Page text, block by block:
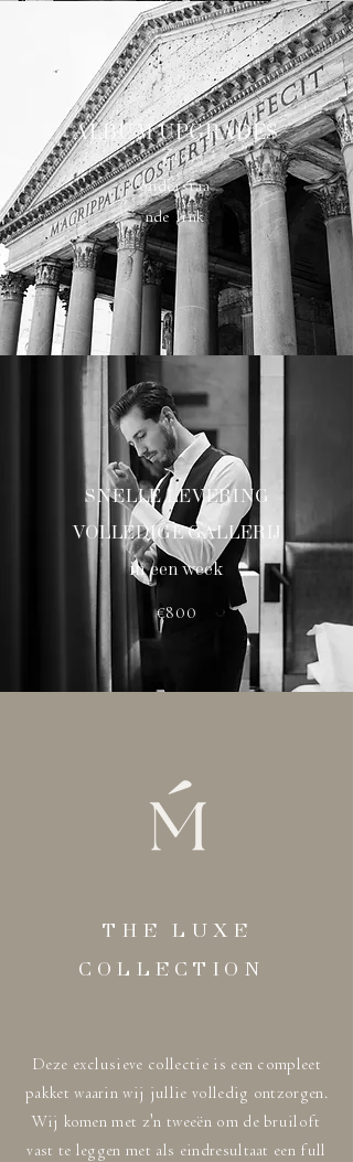
ALBUM UPGRADES
Zie
onderstaa
nde link
SNELLE LEVERING
VOLLEDIGE GALLERIJ
in een week
€800
THE LUXE
COLLECTION
Deze exclusieve collectie is een compleet
pakket waarin wij jullie volledig ontzorgen.
Wij komen met z'n tweeën om de bruiloft
vast te leggen met als eindresultaat een full